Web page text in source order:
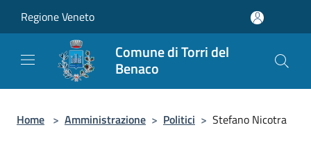
Regione Veneto
Comune di Torri del
Benaco
Home > Amministrazione > Politici > Stefano Nicotra